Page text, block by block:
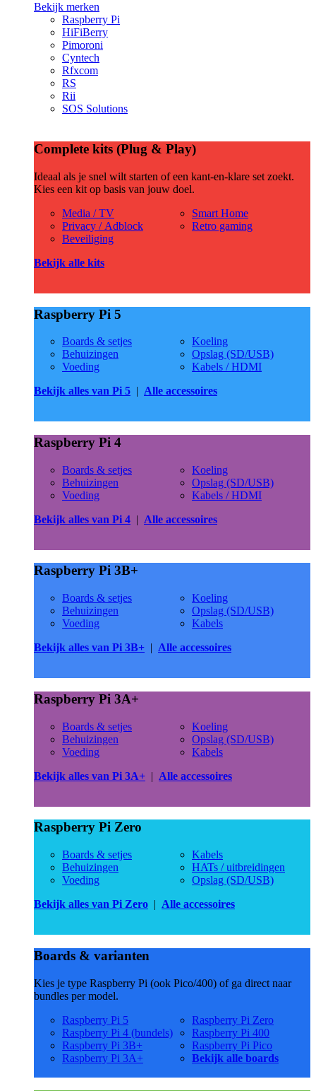
Bekijk merken
Raspberry Pi
HiFiBerry
Pimoroni
Cyntech
Rfxcom
RS
Rii
SOS Solutions
Complete kits (Plug & Play)
Ideaal als je snel wilt starten of een kant-en-klare set zoekt.
Kies een kit op basis van jouw doel.
Media / TV
Privacy / Adblock
Beveiliging
Smart Home
Retro gaming
Bekijk alle kits
Raspberry Pi 5
Boards & setjes
Behuizingen
Voeding
Koeling
Opslag (SD/USB)
Kabels / HDMI
Bekijk alles van Pi 5 | Alle accessoires
Raspberry Pi 4
Boards & setjes
Behuizingen
Voeding
Koeling
Opslag (SD/USB)
Kabels / HDMI
Bekijk alles van Pi 4 | Alle accessoires
Raspberry Pi 3B+
Boards & setjes
Behuizingen
Voeding
Koeling
Opslag (SD/USB)
Kabels
Bekijk alles van Pi 3B+ | Alle accessoires
Raspberry Pi 3A+
Boards & setjes
Behuizingen
Voeding
Koeling
Opslag (SD/USB)
Kabels
Bekijk alles van Pi 3A+ | Alle accessoires
Raspberry Pi Zero
Boards & setjes
Behuizingen
Voeding
Kabels
HATs / uitbreidingen
Opslag (SD/USB)
Bekijk alles van Pi Zero | Alle accessoires
Boards & varianten
Kies je type Raspberry Pi (ook Pico/400) of ga direct naar
bundles per model.
Raspberry Pi 5
Raspberry Pi 4 (bundels)
Raspberry Pi 3B+
Raspberry Pi 3A+
Raspberry Pi Zero
Raspberry Pi 400
Raspberry Pi Pico
Bekijk alle boards